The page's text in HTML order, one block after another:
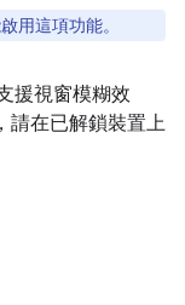
用這項功能。
援視窗模糊效
請在已解鎖裝置上